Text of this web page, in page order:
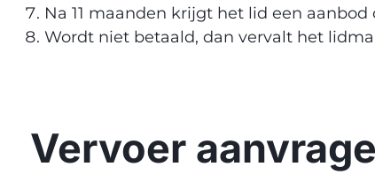
Na 11 maanden krijgt het lid een
Wordt niet betaald, dan vervalt het
Vervoer